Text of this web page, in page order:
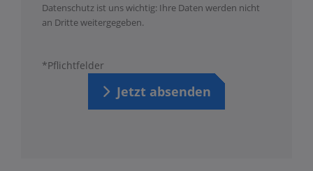
Datenschutz ist uns wichtig: Ihre Daten werden nicht
an Dritte weitergegeben.
*Pflichtfelder
Jetzt absenden